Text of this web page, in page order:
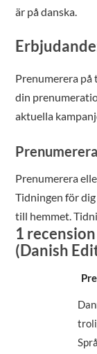
är på danska.
Prenumerera på
din
aktuella
Prenumerera
Tidningen för
till hemmet.
1
(Danish